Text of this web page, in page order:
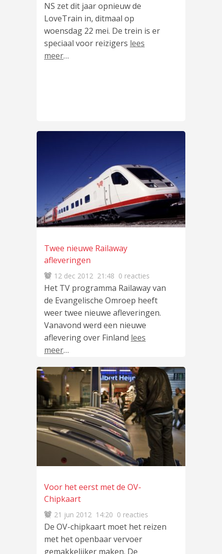
NS zet dit jaar opnieuw de
LoveTrain in, ditmaal op
woensdag 22 mei. De trein is er
speciaal voor reizigers lees
meer…
Twee nieuwe Railaway
afleveringen
12 dec 2012 21:48 0 reacties
Het TV programma Railaway van
de Evangelische Omroep heeft
weer twee nieuwe afleveringen.
Vanavond werd een nieuwe
aflevering over Finland lees
meer…
Voor het eerst met de OV-
Chipkaart
21 jun 2012 14:20 0 reacties
De OV-chipkaart moet het reizen
met het openbaar vervoer
gemakkelijker maken. De